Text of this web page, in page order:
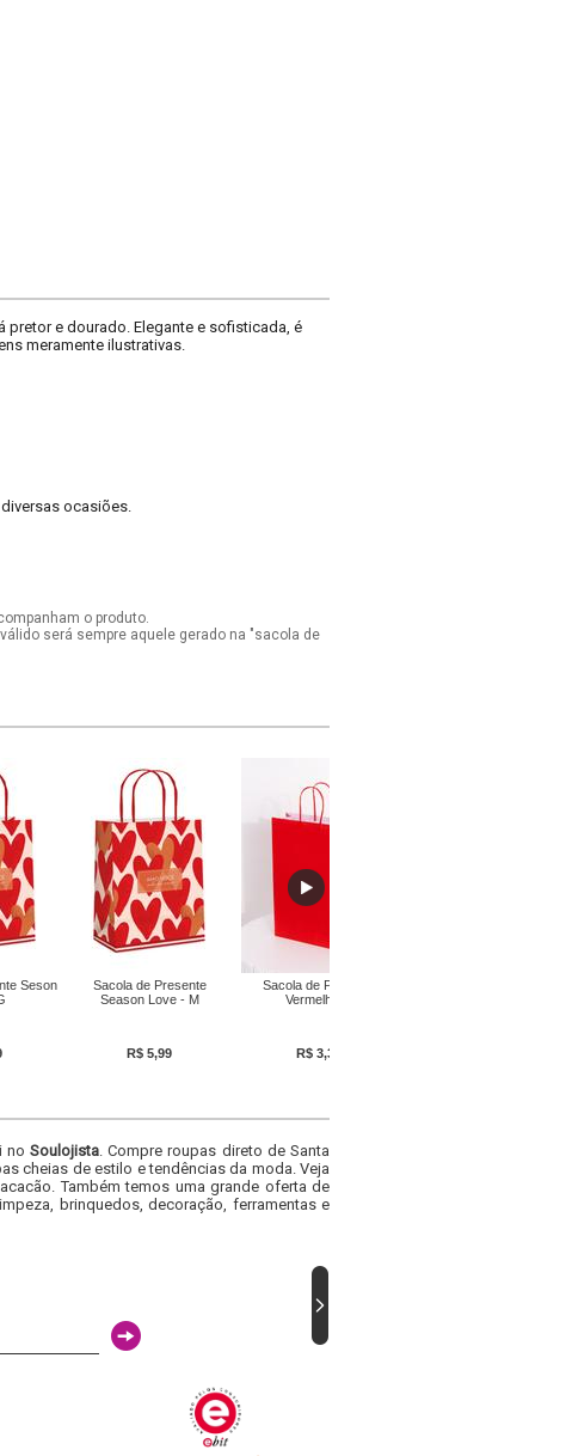
pretor e dourado. Elegante e sofisticada, é
meramente ilustrativas.
ocasiões.
o produto.
será sempre aquele gerado na "sacola de
Seson
Sacola de Presente
Season Love - M
R$ 5,99
Sacola de Presente
Vermelha M
R$ 3,39
no Soulojista. Compre roupas direto de Santa
cheias de estilo e tendências da moda. Veja
Também temos uma grande oferta de
brinquedos, decoração, ferramentas e